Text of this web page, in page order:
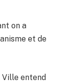
on a
et de
entend